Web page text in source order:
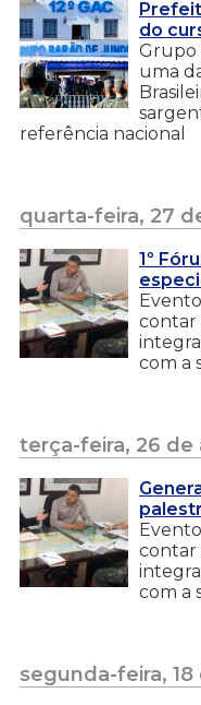
do
Grupo
uma
referência nacional
quarta-feira, 27
1º
contar
com a
terça-feira, 26 de
contar
com a
segunda-feira, 18